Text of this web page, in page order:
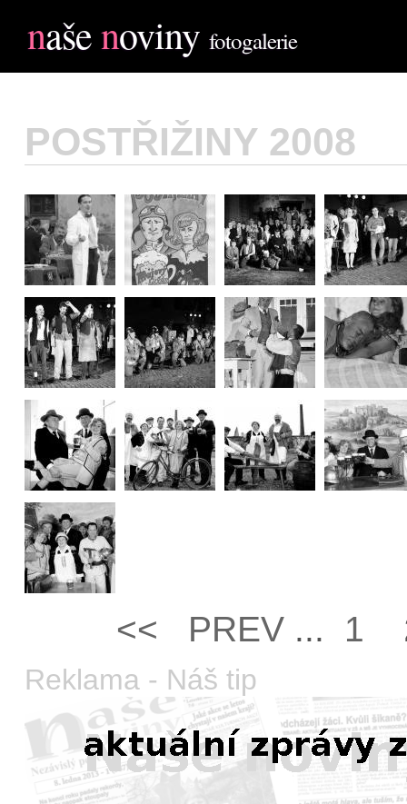
našenoviny fotogalerie
POSTŘIŽINY 2008
<< PREV­ ... 1
Reklama - Náš tip